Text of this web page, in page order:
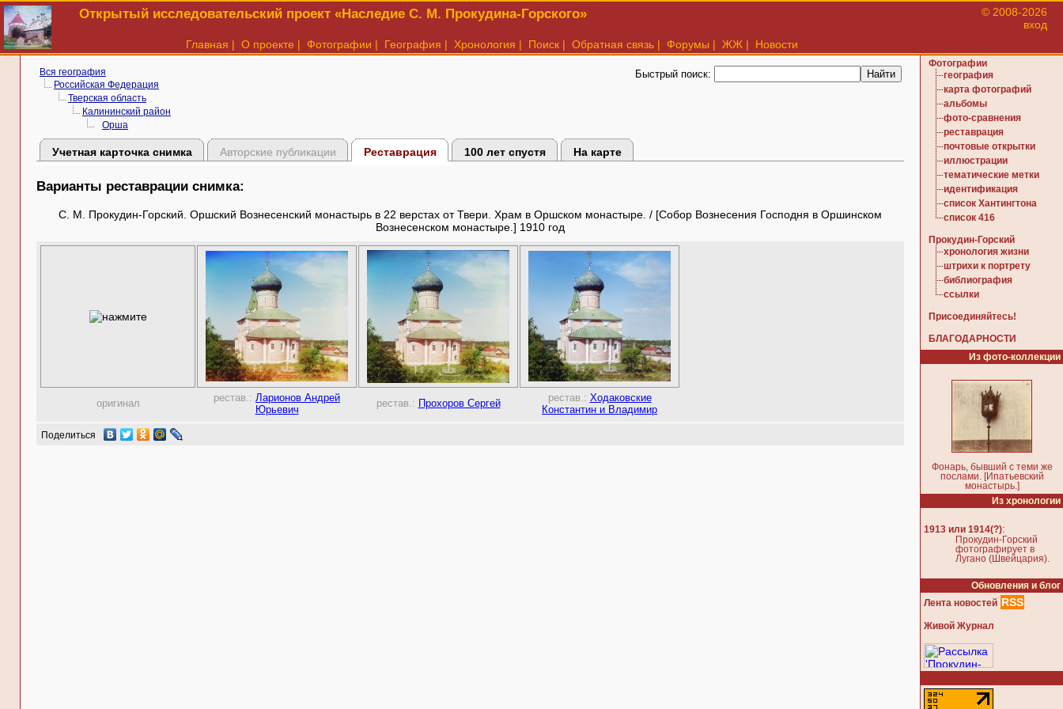
Открытый исследовательский проект «Наследие С. М. Прокудина-Горского»
© 2008-2026
вход
Главная | О проекте | Фотографии | География | Хронология | Поиск | Обратная связь | Форумы | ЖЖ | Новости
Вся география
Российская Федерация
Тверская область
Калининский район
Орша
Быстрый поиск:
Учетная карточка снимка Авторские публикации Реставрация 100 лет спустя На карте
Варианты реставрации снимка:
С. М. Прокудин-Горский. Оршский Вознесенский монастырь в 22 верстах от Твери. Храм в Оршском монастыре. / [Собор Вознесения Господня в Оршинском
Вознесенском монастыре.] 1910 год
оригинал рестав.: Ларионов Андрей
Юрьевич
рестав.: Прохоров Сергей рестав.: Ходаковские
Константин и Владимир
Поделиться
Фотографии
география
карта фотографий
альбомы
фото-сравнения
реставрация
почтовые открытки
иллюстрации
тематические метки
идентификация
список Хантингтона
список 416
Прокудин-Горский
хронология жизни
штрихи к портрету
библиография
ссылки
Присоединяйтесь!
БЛАГОДАРНОСТИ
Из фото-коллекции
Фонарь, бывший с теми же
послами. [Ипатьевский
монастырь.]
Из хронологии
1913 или 1914(?):
Прокудин-Горский
фотографирует в
Лугано (Швейцария).
Обновления и блог
Лента новостей RSS
Живой Журнал